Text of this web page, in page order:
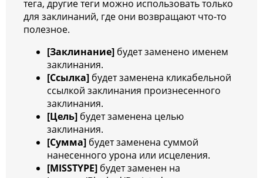
тега, другие теги можно использовать только
для заклинаний, где они возвращают что-то
полезное.
[Заклинание] будет заменено именем
заклинания.
[Ссылка] будет заменена кликабельной
ссылкой заклинания произнесенного
заклинания.
[Цель] будет заменена целью
заклинания.
[Сумма] будет заменена суммой
нанесенного урона или исцеления.
[MISSTYPE] будет заменен на